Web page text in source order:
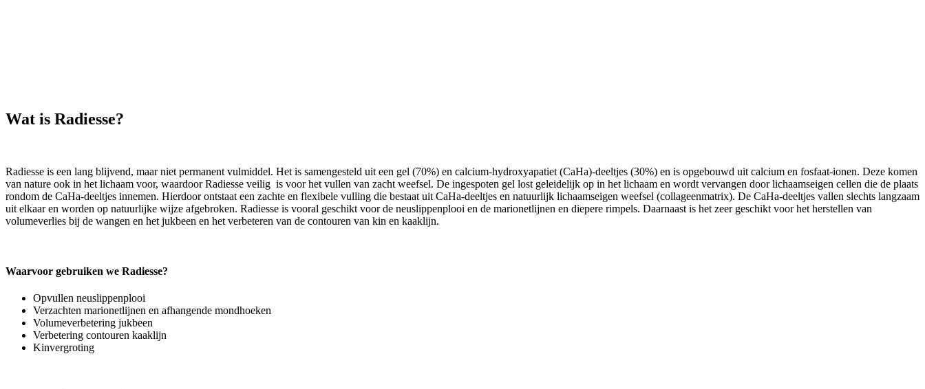
Wat is Radiesse?
Radiesse is een lang blijvend, maar niet permanent vulmiddel. Het is samengesteld uit een gel (70%) en calcium-hydroxyapatiet (CaHa)-deeltjes (30%) en is opgebouwd uit calcium en fosfaat-ionen. Deze komen
van nature ook in het lichaam voor, waardoor Radiesse veilig is voor het vullen van zacht weefsel. De ingespoten gel lost geleidelijk op in het lichaam en wordt vervangen door lichaamseigen cellen die de plaats
rondom de CaHa-deeltjes innemen. Hierdoor ontstaat een zachte en flexibele vulling die bestaat uit CaHa-deeltjes en natuurlijk lichaamseigen weefsel (collageenmatrix). De CaHa-deeltjes vallen slechts langzaam
uit elkaar en worden op natuurlijke wijze afgebroken. Radiesse is vooral geschikt voor de neuslippenplooi en de marionetlijnen en diepere rimpels. Daarnaast is het zeer geschikt voor het herstellen van
volumeverlies bij de wangen en het jukbeen en het verbeteren van de contouren van kin en kaaklijn.
Waarvoor gebruiken we Radiesse?
Opvullen neuslippenplooi
Verzachten marionetlijnen en afhangende mondhoeken
Volumeverbetering jukbeen
Verbetering contouren kaaklijn
Kinvergroting